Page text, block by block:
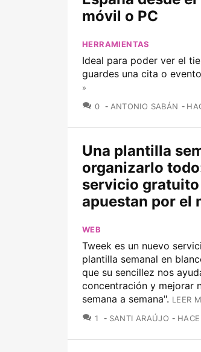
móvil o PC
HERRAMIENTAS
Ideal para poder ver el
guardes una cita o
»
0 COMENTARIOS
ANTONIO SABÁN
Una plantilla
organizarlo
servicio
apuestan por el
WEB
Tweek es un nuevo
plantilla semanal en
que su sencillez nos
concentración y mejorar
semana a semana". LEER
1
COMENTARIOS
SANTI ARAÚJO